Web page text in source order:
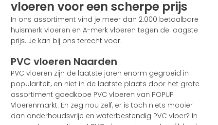
vloeren voor een scherpe prijs
In ons assortiment vind je meer dan 2.000 betaalbare
huismerk vloeren en A-merk vloeren tegen de laagste
prijs. Je kan bij ons terecht voor:
PVC vloeren Naarden
PVC vloeren zijn de laatste jaren enorm gegroeid in
populariteit, en niet in de laatste plaats door het grote
assortiment goedkope PVC vloeren van POPUP
Vloerenmarkt. En zeg nou zelf, er is toch niets mooier
dan onderhoudsvrije en waterbestendig PVC vloer? In